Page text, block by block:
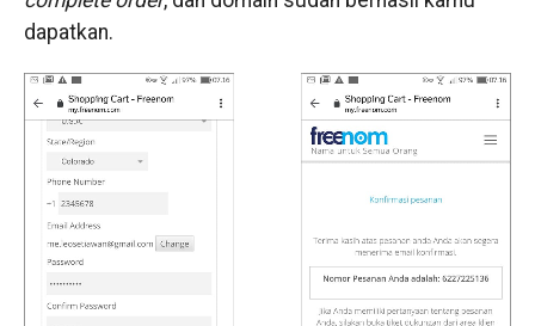
dapatkan.